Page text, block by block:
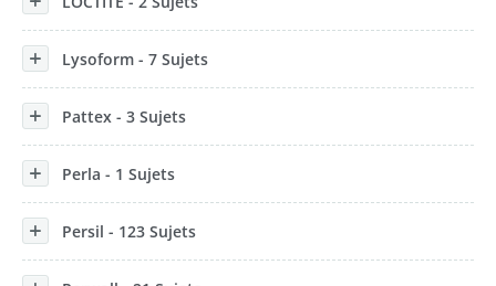
Lysoform - 7 Sujets
Pattex - 3 Sujets
Perla - 1 Sujets
Persil - 123 Sujets